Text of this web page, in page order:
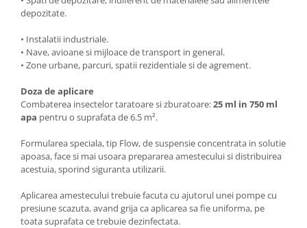
depozitate.
• Instalatii industriale.
• Nave, avioane si mijloace de transport in general.
• Zone urbane, parcuri, spatii rezidentiale si de agrement.
Doza de aplicare
Combaterea insectelor taratoare si zburatoare:25 ml in 750 ml
apa pentru o suprafata de 6.5 m².
Formularea speciala, tip Flow, de suspensie concentrata in solutie
apoasa, face si mai usoara prepararea amestecului si distribuirea
acestuia, sporind siguranta utilizarii.
Aplicarea amestecului trebuie facuta cu ajutorul unei pompe cu
presiune scazuta, avand grija ca aplicarea sa fie uniforma, pe
toata suprafata ce trebuie dezinfectata.